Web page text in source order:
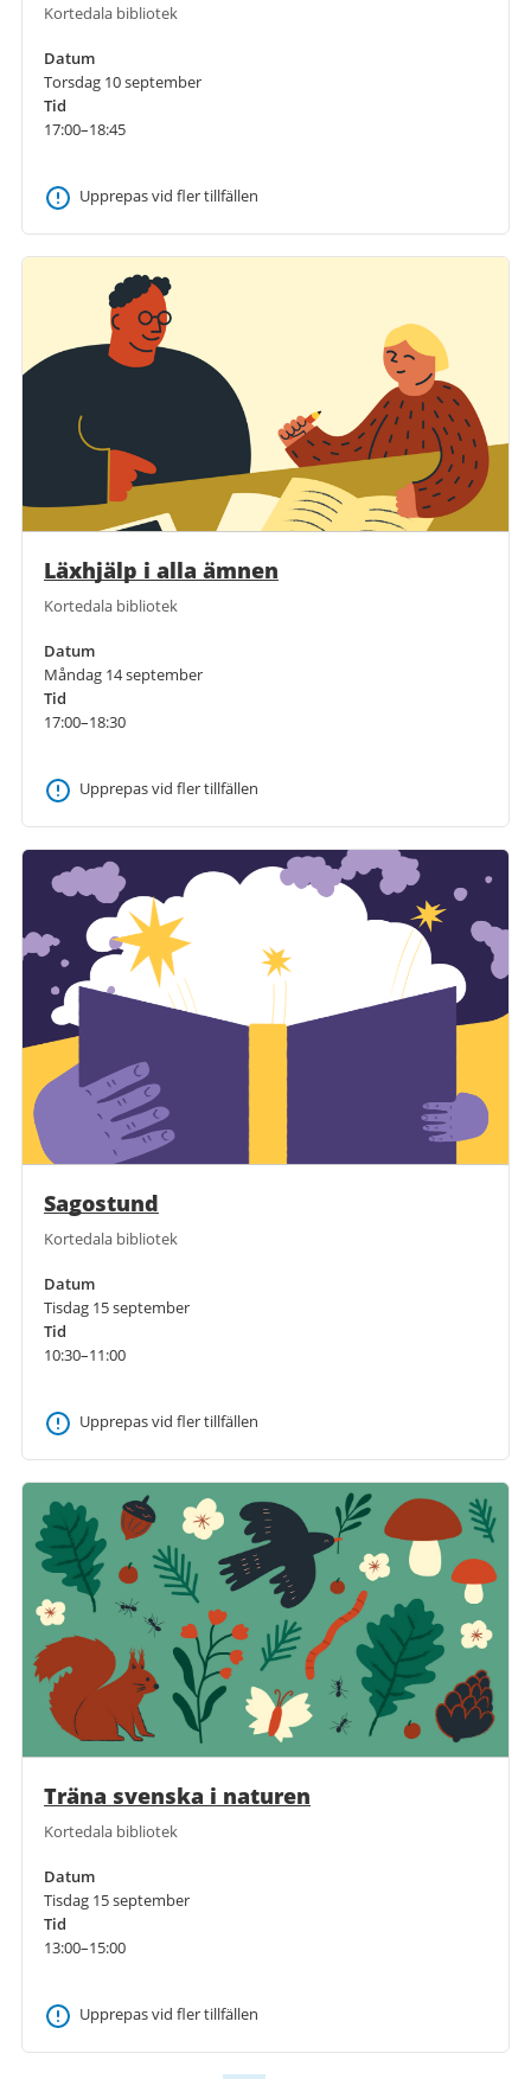
Kortedala bibliotek
Datum
Torsdag 10 september
Tid
17:00–18:45
Upprepas vid fler tillfällen
Läxhjälp i alla ämnen
Kortedala bibliotek
Datum
Måndag 14 september
Tid
17:00–18:30
Upprepas vid fler tillfällen
Sagostund
Kortedala bibliotek
Datum
Tisdag 15 september
Tid
10:30–11:00
Upprepas vid fler tillfällen
Träna svenska i naturen
Kortedala bibliotek
Datum
Tisdag 15 september
Tid
13:00–15:00
Upprepas vid fler tillfällen